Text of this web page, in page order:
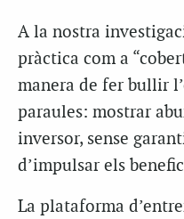
A la nostra
pràctica com a
manera de fer bullir
paraules: mostrar
inversor, sense
d’impulsar els
La plataforma